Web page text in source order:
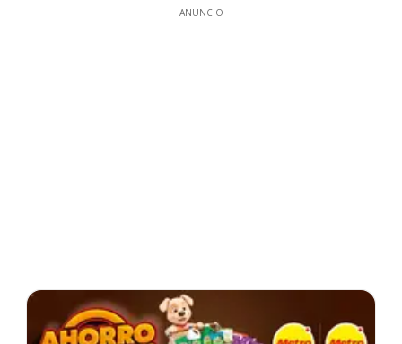
ANUNCIO